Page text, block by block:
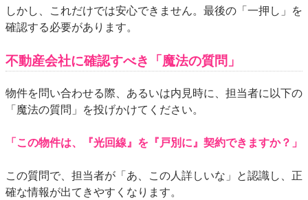
しかし、これだけでは安心できません。最後の「一押し」を
確認する必要があります。
不動産会社に確認すべき「魔法の質問」
物件を問い合わせる際、あるいは内見時に、担当者に以下の
「魔法の質問」を投げかけてください。
「この物件は、『光回線』を『戸別に』契約できますか？」
この質問で、担当者が「あ、この人詳しいな」と認識し、正
確な情報が出てきやすくなります。